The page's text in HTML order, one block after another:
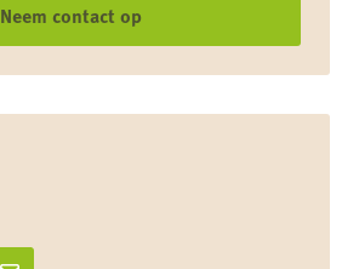
Neem contact op